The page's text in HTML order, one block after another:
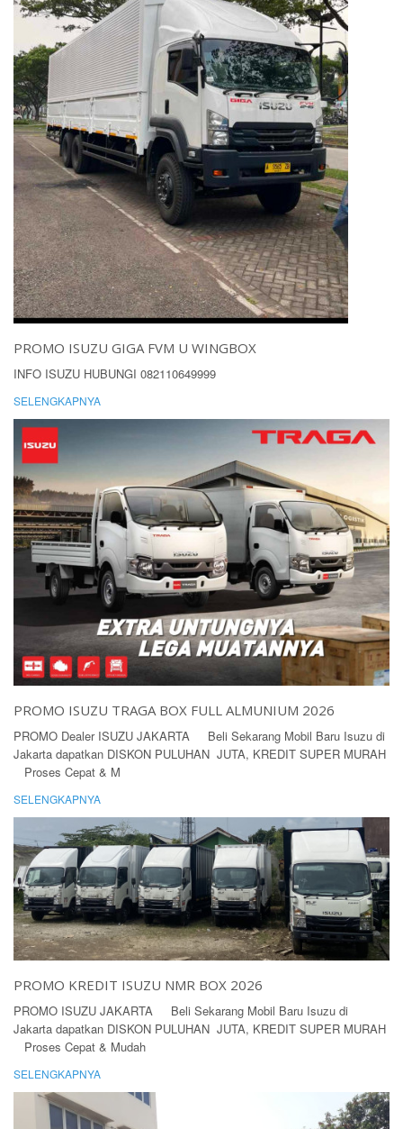
PROMO ISUZU GIGA FVM U WINGBOX
INFO ISUZU HUBUNGI 082110649999
SELENGKAPNYA
PROMO ISUZU TRAGA BOX FULL ALMUNIUM 2026
PROMO Dealer ISUZU JAKARTA Beli Sekarang Mobil Baru Isuzu di
Jakarta dapatkan DISKON PULUHAN JUTA, KREDIT SUPER MURAH
Proses Cepat & M
SELENGKAPNYA
PROMO KREDIT ISUZU NMR BOX 2026
PROMO ISUZU JAKARTA Beli Sekarang Mobil Baru Isuzu di
Jakarta dapatkan DISKON PULUHAN JUTA, KREDIT SUPER MURAH
Proses Cepat & Mudah
SELENGKAPNYA